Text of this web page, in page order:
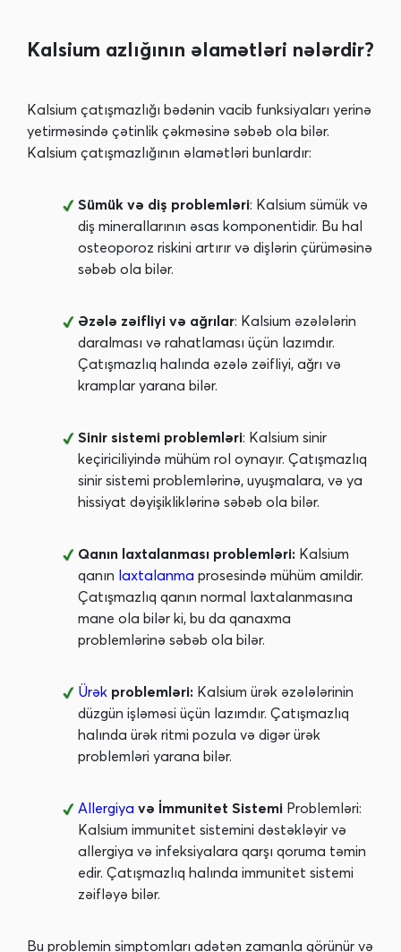
Kalsium azlığının əlamətləri nələrdir?
Kalsium çatışmazlığı bədənin vacib funksiyaları yerinə
yetirməsində çətinlik çəkməsinə səbəb ola bilər.
Kalsium çatışmazlığının əlamətləri bunlardır:
Sümük və diş problemləri: Kalsium sümük və
diş minerallarının əsas komponentidir. Bu hal
osteoporoz riskini artırır və dişlərin çürüməsinə
səbəb ola bilər.
Əzələ zəifliyi və ağrılar: Kalsium əzələlərin
daralması və rahatlaması üçün lazımdır.
Çatışmazlıq halında əzələ zəifliyi, ağrı və
kramplar yarana bilər.
Sinir sistemi problemləri: Kalsium sinir
keçiriciliyində mühüm rol oynayır. Çatışmazlıq
sinir sistemi problemlərinə, uyuşmalara, və ya
hissiyat dəyişikliklərinə səbəb ola bilər.
Qanın laxtalanması problemləri: Kalsium
qanın laxtalanma prosesində mühüm amildir.
Çatışmazlıq qanın normal laxtalanmasına
mane ola bilər ki, bu da qanaxma
problemlərinə səbəb ola bilər.
Ürək problemləri: Kalsium ürək əzələlərinin
düzgün işləməsi üçün lazımdır. Çatışmazlıq
halında ürək ritmi pozula və digər ürək
problemləri yarana bilər.
Allergiya və İmmunitet Sistemi Problemləri:
Kalsium immunitet sistemini dəstəkləyir və
allergiya və infeksiyalara qarşı qoruma təmin
edir. Çatışmazlıq halında immunitet sistemi
zəifləyə bilər.
Bu problemin simptomları adətən zamanla görünür və